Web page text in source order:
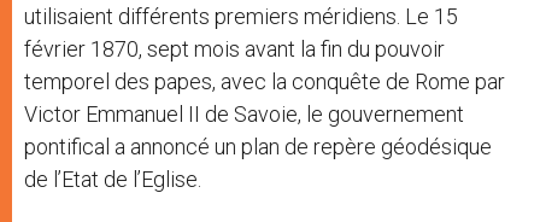
utilisaient différents premiers méridiens. Le 15
février 1870, sept mois avant la fin du pouvoir
temporel des papes, avec la conquête de Rome par
Victor Emmanuel II de Savoie, le gouvernement
pontifical a annoncé un plan de repère géodésique
de l’Etat de l’Eglise.